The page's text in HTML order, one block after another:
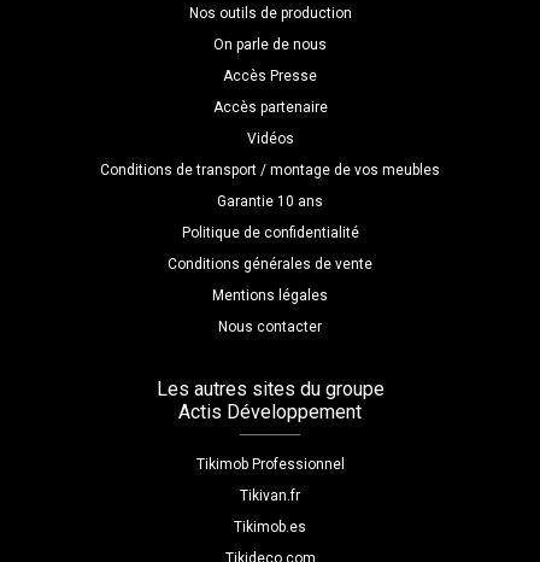
Nos outils de production
On parle de nous
Accès Presse
Accès partenaire
Vidéos
Conditions de transport / montage de vos meubles
Garantie 10 ans
Politique de confidentialité
Conditions générales de vente
Mentions légales
Nous contacter
Les autres sites du groupe
Actis Développement
Tikimob Professionnel
Tikivan.fr
Tikimob.es
Tikideco.com